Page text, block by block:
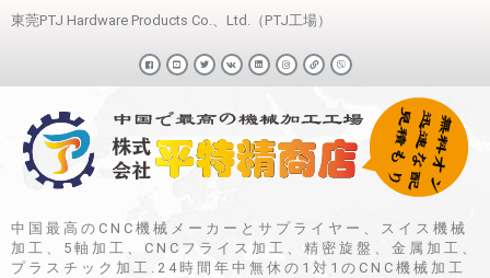
東莞PTJ Hardware Products Co.、Ltd.（PTJ工場）
中国最高のCNC機械メーカーとサプライヤー、スイス機械
加工、5軸加工、CNCフライス加工、精密旋盤、金属加工、
プラスチック加工.24時間年中無休の1対1のCNC機械加工